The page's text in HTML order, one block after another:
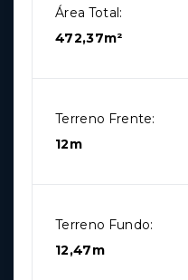
Área Total:
472,37m²
Terreno Frente:
12m
Terreno Fundo:
12,47m